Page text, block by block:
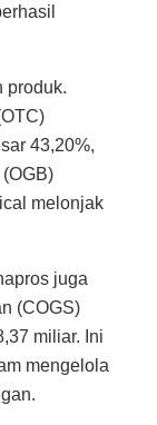
produk.
43,20%,
melonjak
juga
(COGS)
miliar. Ini
mengelola